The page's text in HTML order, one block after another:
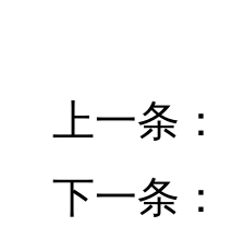
上一条：
下一条：